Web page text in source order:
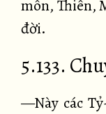
môn, Thiên,
đời.
5.133.
—Này các